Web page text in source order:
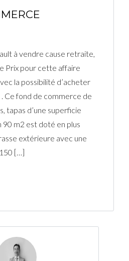
? à vendre cause retraite,
Prix pour cette affaire
la possibilité d’acheter
Ce fond de commerce de
tapas d’une superficie
90 m2 est doté en plus
extérieure avec une
[…]